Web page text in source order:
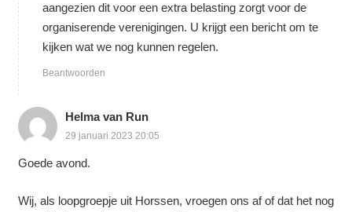
aangezien dit voor een extra belasting zorgt voor de
organiserende verenigingen. U krijgt een bericht om te
kijken wat we nog kunnen regelen.
Beantwoorden
Helma van Run
29 januari 2023 20:05
Goede avond.
Wij, als loopgroepje uit Horssen, vroegen ons af of dat het nog